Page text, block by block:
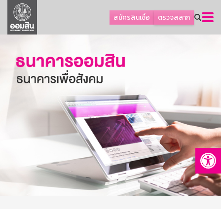
สมัครสินเชื่อ ตรวจสลาก
ลูกค้าธุรกิจ
ลูกค้าผู้ประกอบรายย่อย
ออมเพื่อสุข
เกี่ยวกับธนาคาร
การพัฒนาที่ยั่งยืน
บริการทางการเงิน
ติดต่อเรา
บริการออนไลน์